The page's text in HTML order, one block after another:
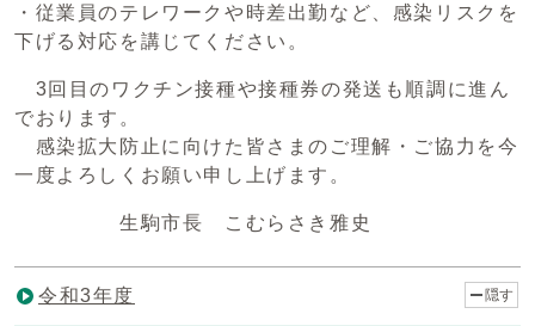
・従業員のテレワークや時差出勤など、感染リスクを
下げる対応を講じてください。
3回目のワクチン接種や接種券の発送も順調に進ん
でおります。
感染拡大防止に向けた皆さまのご理解・ご協力を今
一度よろしくお願い申し上げます。
生駒市長 こむらさき雅史
令和3年度 隠す